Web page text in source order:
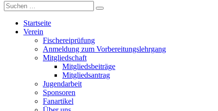
Suche
nach:
Startseite
Verein
Fischereiprüfung
Anmeldung zum Vorbereitungslehrgang
Mitgliedschaft
Mitgliedsbeiträge
Mitgliedsantrag
Jugendarbeit
Sponsoren
Fanartikel